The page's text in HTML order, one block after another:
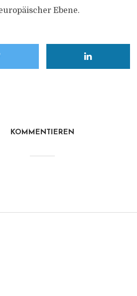
Ebene.
KOMMENTIEREN